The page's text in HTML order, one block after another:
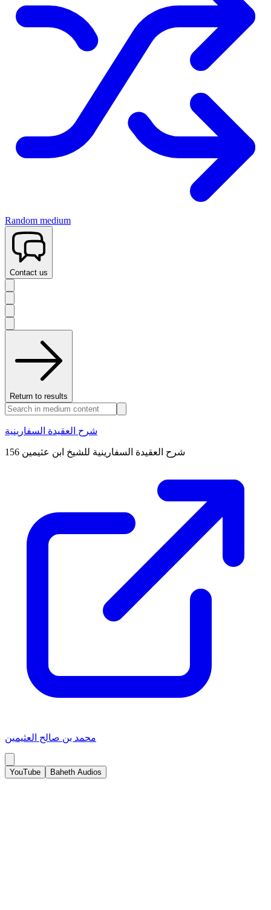
Random medium
Contact us
Return to results
شرح العقيدة السفارينية
شرح العقيدة السفارينية للشيخ ابن عثيمين 156
محمد بن صالح العثيمين
YouTube Baheth Audios